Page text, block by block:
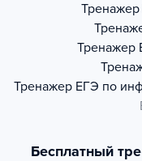
Тренажер
Тренажер
Тренажер ЕГЭ по
Бесплатный